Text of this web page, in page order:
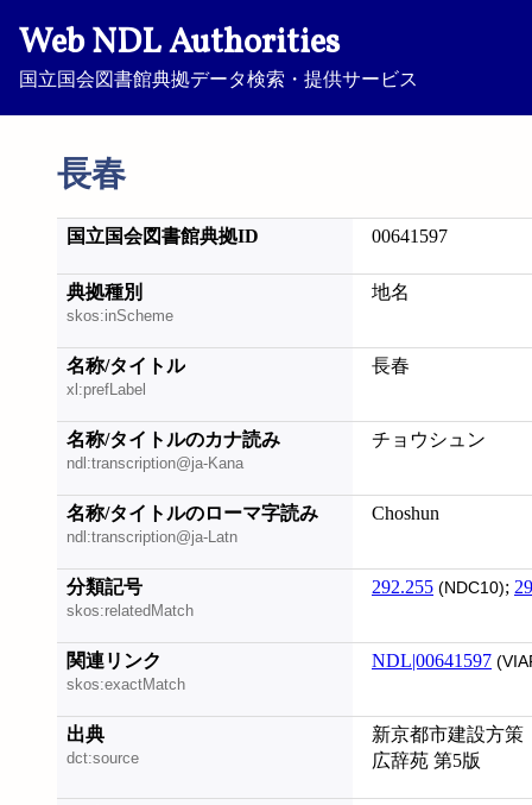
Web NDL Authorities
国立国会図書館典拠データ検索・提供サービス
長春
国立国会図書館典拠ID 00641597
典拠種別
skos:inScheme
地名
名称/タイトル
xl:prefLabel
長春
名称/タイトルのカナ読み
ndl:transcription@ja-Kana
チョウシュン
名称/タイトルのローマ字読み
ndl:transcription@ja-Latn
Choshun
分類記号
skos:relatedMatch
292.255 (NDC10);
関連リンク
skos:exactMatch
NDL|00641597
出典
dct:source
新京都市建設方策
広辞苑 第5版